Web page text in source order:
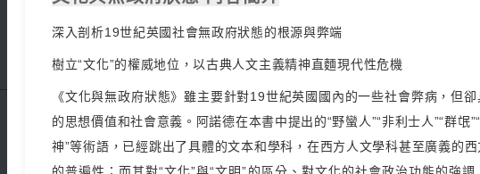
深入剖析19世紀英國社會無政府狀態的根源與弊端
樹立“文化”的權威地位，以古典人文主義精神直麵現代性危機
《文化與無政府狀態》雖主要針對19世紀英國國內的一些社會弊病，但
的思想價值和社會意義。阿諾德在本書中提出的“野蠻人”“非利士人”“群氓
神”等術語，已經跳出了具體的文本和學科，在西方人文學科甚至廣義的